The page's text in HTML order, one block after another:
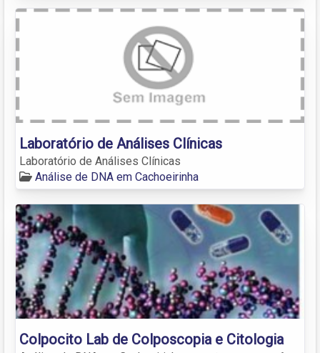
Laboratório de Análises Clínicas
Laboratório de Análises Clínicas
Análise de DNA em Cachoeirinha
Colpocito Lab de Colposcopia e Citologia